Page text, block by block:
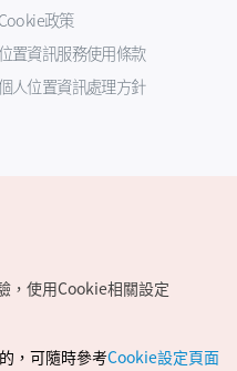
Cookie政策
位置資訊服務使用條款
人位置資訊處理方針
，使用Cookie相關設定
，可隨時參考Cookie設定頁面